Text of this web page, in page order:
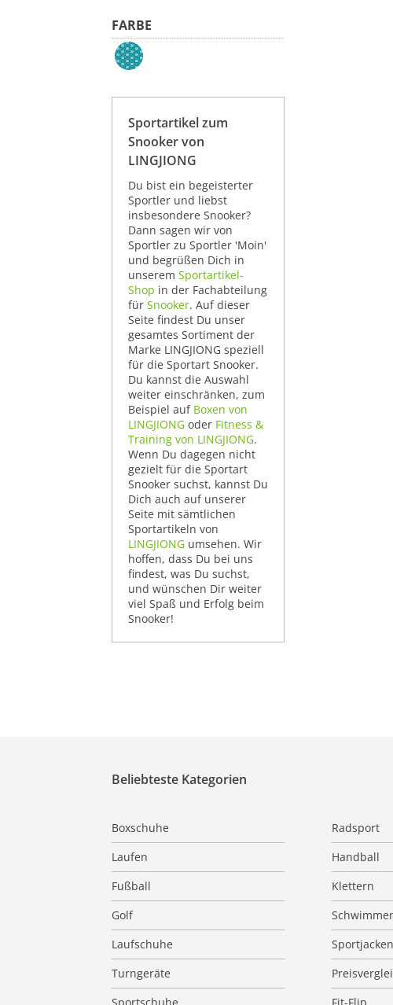
FARBE
Sportartikel zum
Snooker von
LINGJIONG
Du bist ein begeisterter
Sportler und liebst
insbesondere Snooker?
Dann sagen wir von
Sportler zu Sportler 'Moin'
und begrüßen Dich in
unserem Sportartikel-
Shop in der Fachabteilung
für Snooker. Auf dieser
Seite findest Du unser
gesamtes Sortiment der
Marke LINGJIONG speziell
für die Sportart Snooker.
Du kannst die Auswahl
weiter einschränken, zum
Beispiel auf Boxen von
LINGJIONG oder Fitness &
Training von LINGJIONG.
Wenn Du dagegen nicht
gezielt für die Sportart
Snooker suchst, kannst Du
Dich auch auf unserer
Seite mit sämtlichen
Sportartikeln von
LINGJIONG umsehen. Wir
hoffen, dass Du bei uns
findest, was Du suchst,
und wünschen Dir weiter
viel Spaß und Erfolg beim
Snooker!
Beliebteste Kategorien
Boxschuhe
Radsport
Laufen
Handball
Fußball
Klettern
Golf
Laufschuhe
Sportjacken
Turngeräte